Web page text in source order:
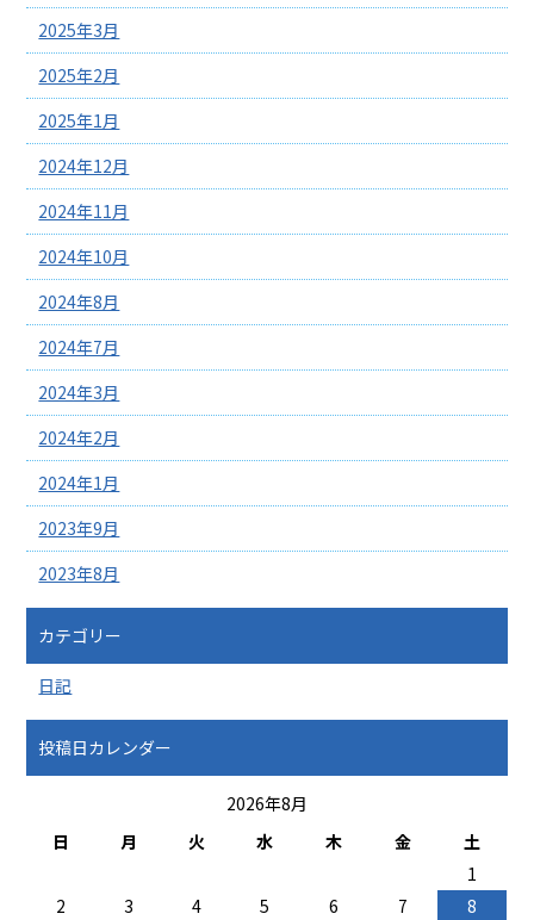
2025年3月
2025年2月
2025年1月
2024年12月
2024年11月
2024年10月
2024年8月
2024年7月
2024年3月
2024年2月
2024年1月
2023年9月
2023年8月
カテゴリー
日記
投稿日カレンダー
2026年8月
日
月 火 水 木 金
土
1
2
3 4 5 6 7 8